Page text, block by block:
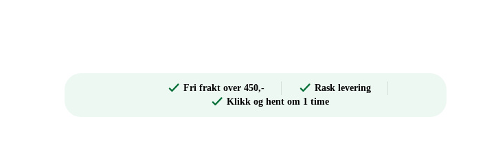
Fri frakt over 450,-
Rask levering
Klikk og hent om 1 time